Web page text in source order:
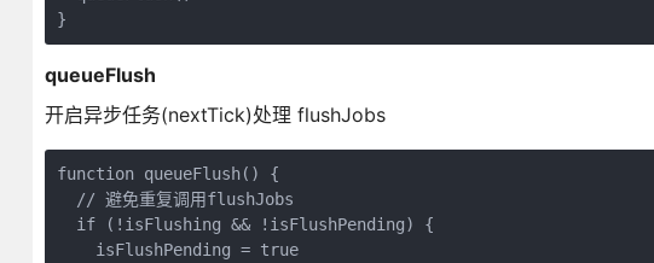
queueFlush
开启异步任务(nextTick)处理 flushJobs
function queueFlush() {
  // 避免重复调用flushJobs
  if (!isFlushing && !isFlushPending) {
    isFlushPending = true